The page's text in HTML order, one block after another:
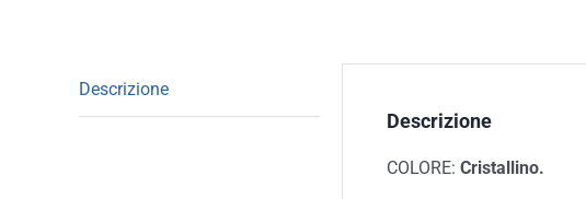
Descrizione
Descrizione
COLORE: Cristallino.